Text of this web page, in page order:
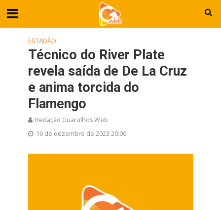
ESTADÃO
Técnico do River Plate
revela saída de De La Cruz
e anima torcida do
Flamengo
Redação Guarulhos Web
10 de dezembro de 2023 20:00